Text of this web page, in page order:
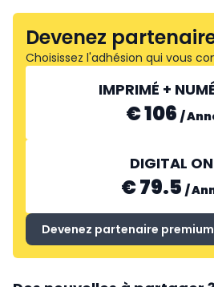
Devenez
Choisissez l'adhésion qui vous
IMPRIMÉ +
€ 106 /
DIGITAL
€ 79.5 /
Devenez partenaire premium